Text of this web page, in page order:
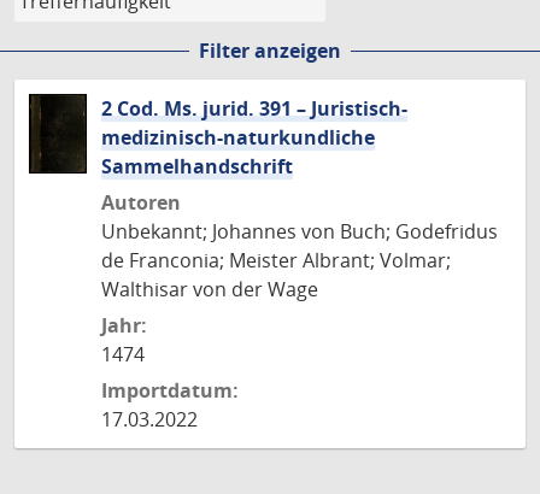
Filter anzeigen
2 Cod. Ms. jurid. 391 – Juristisch-
medizinisch-naturkundliche
Sammelhandschrift
Autoren
Unbekannt; Johannes von Buch; Godefridus
de Franconia; Meister Albrant; Volmar;
Walthisar von der Wage
Jahr:
1474
Importdatum:
17.03.2022